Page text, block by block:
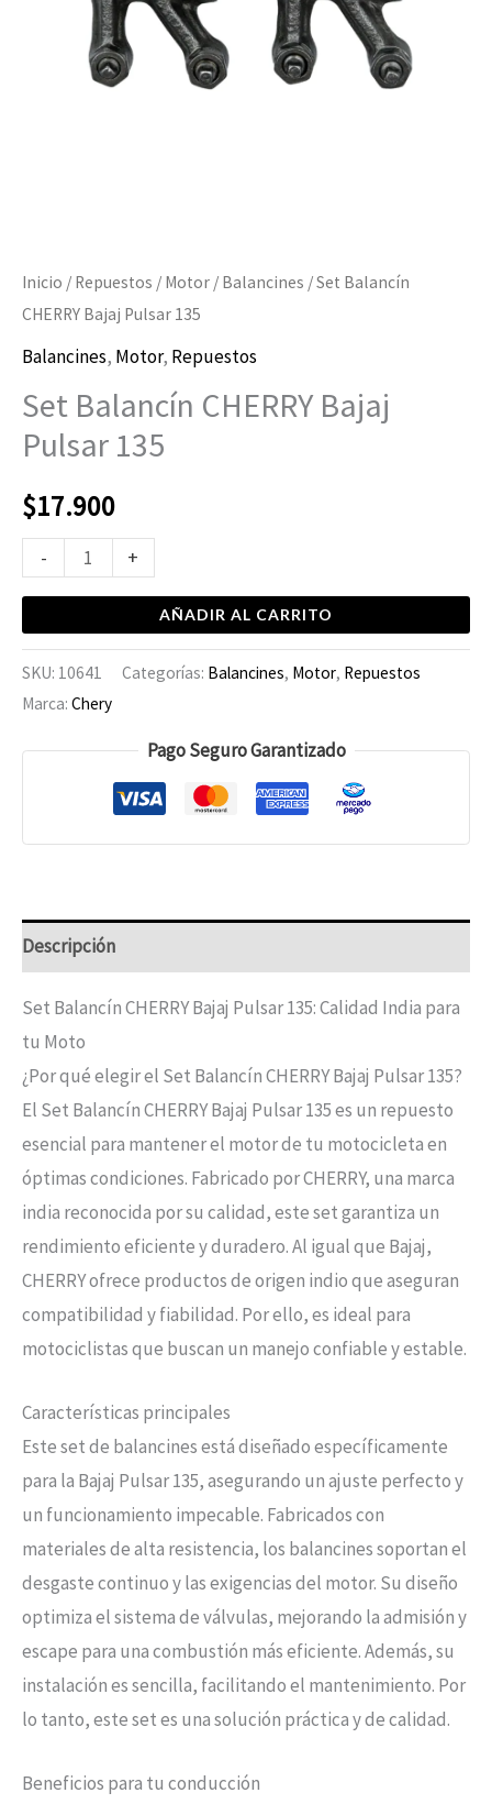
Inicio / Repuestos / Motor / Balancines / Set Balancín
CHERRY Bajaj Pulsar 135
Balancines, Motor, Repuestos
Set Balancín CHERRY Bajaj
Pulsar 135
$17.900
- +
AÑADIR AL CARRITO
SKU: 10641 Categorías: Balancines, Motor, Repuestos
Marca: Chery
Pago Seguro Garantizado
Descripción
Set Balancín CHERRY Bajaj Pulsar 135: Calidad India para
tu Moto
¿Por qué elegir el Set Balancín CHERRY Bajaj Pulsar 135?
El Set Balancín CHERRY Bajaj Pulsar 135 es un repuesto
esencial para mantener el motor de tu motocicleta en
óptimas condiciones. Fabricado por CHERRY, una marca
india reconocida por su calidad, este set garantiza un
rendimiento eficiente y duradero. Al igual que Bajaj,
CHERRY ofrece productos de origen indio que aseguran
compatibilidad y fiabilidad. Por ello, es ideal para
motociclistas que buscan un manejo confiable y estable.
Características principales
Este set de balancines está diseñado específicamente
para la Bajaj Pulsar 135, asegurando un ajuste perfecto y
un funcionamiento impecable. Fabricados con
materiales de alta resistencia, los balancines soportan el
desgaste continuo y las exigencias del motor. Su diseño
optimiza el sistema de válvulas, mejorando la admisión y
escape para una combustión más eficiente. Además, su
instalación es sencilla, facilitando el mantenimiento. Por
lo tanto, este set es una solución práctica y de calidad.
Beneficios para tu conducción